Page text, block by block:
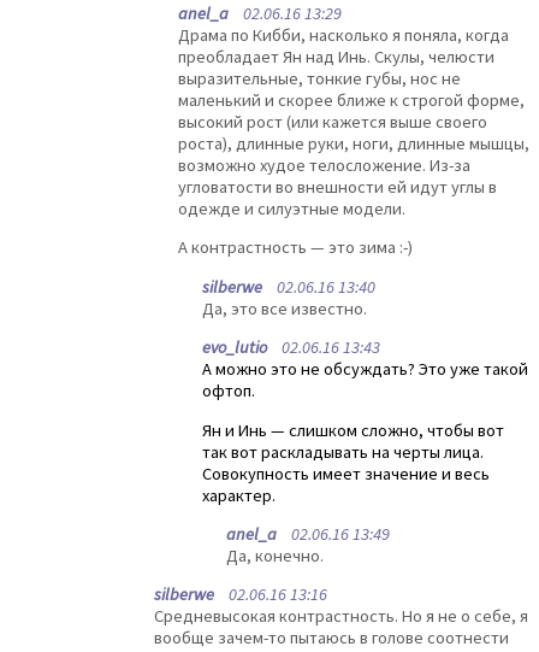
anel_a 02.06.16 13:29
Драма по Кибби, насколько я поняла, когда
преобладает Ян над Инь. Скулы, челюсти
выразительные, тонкие губы, нос не
маленький и скорее ближе к строгой форме,
высокий рост (или кажется выше своего
роста), длинные руки, ноги, длинные мышцы,
возможно худое телосложение. Из-за
угловатости во внешности ей идут углы в
одежде и силуэтные модели.
А контрастность — это зима :-)
silberwe 02.06.16 13:40
Да, это все известно.
evo_lutio02.06.16 13:43
А можно это не обсуждать? Это уже такой
офтоп.
Ян и Инь — слишком сложно, чтобы вот
так вот раскладывать на черты лица.
Совокупность имеет значение и весь
характер.
anel_a 02.06.16 13:49
Да, конечно.
silberwe 02.06.16 13:16
Средневысокая контрастность. Но я не о себе, я
вообще зачем-то пытаюсь в голове соотнести